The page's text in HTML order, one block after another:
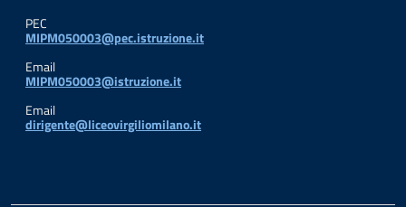
PEC
MIPM050003@pec.istruzione.it
Email
MIPM050003@istruzione.it
Email
dirigente@liceovirgiliomilano.it